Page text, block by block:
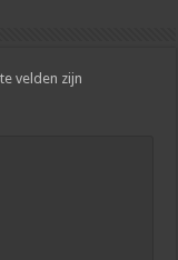
velden zijn